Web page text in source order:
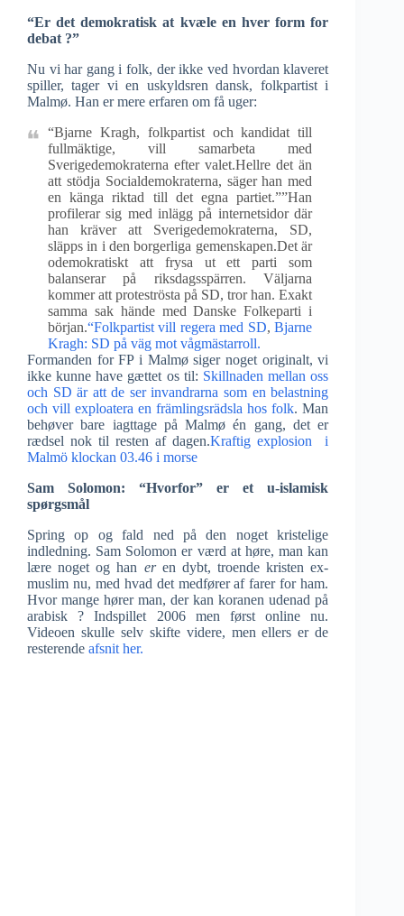
“Er det demokratisk at kvæle en hver form for
debat ?”
Nu vi har gang i folk, der ikke ved hvordan klaveret
spiller, tager vi en uskyldsren dansk, folkpartist i
Malmø. Han er mere erfaren om få uger:
“Bjarne Kragh, folkpartist och kandidat till
fullmäktige, vill samarbeta med
Sverigedemokraterna efter valet.Hellre det än
att stödja Socialdemokraterna, säger han med
en känga riktad till det egna partiet.””Han
profilerar sig med inlägg på internetsidor där
han kräver att Sverigedemokraterna, SD,
släpps in i den borgerliga gemenskapen.Det är
odemokratiskt att frysa ut ett parti som
balanserar på riksdagsspärren. Väljarna
kommer att proteströsta på SD, tror han. Exakt
samma sak hände med Danske Folkeparti i
början.“Folkpartist vill regera med SD,Bjarne
Kragh: SD på väg mot vågmästarroll.
Formanden for FP i Malmø siger noget originalt, vi
ikke kunne have gættet os til: Skillnaden mellan oss
och SD är att de ser invandrarna som en belastning
och vill exploatera en främlingsrädsla hos folk. Man
behøver bare iagttage på Malmø én gang, det er
rædsel nok til resten af dagen.Kraftig explosion i
Malmö klockan 03.46 i morse
Sam Solomon: “Hvorfor” er et u-islamisk
spørgsmål
Spring op og fald ned på den noget kristelige
indledning. Sam Solomon er værd at høre, man kan
lære noget og han eren dybt, troende kristen ex-
muslim nu, med hvad det medfører af farer for ham.
Hvor mange hører man, der kan koranen udenad på
arabisk ? Indspillet 2006 men først online nu.
Videoen skulle selv skifte videre, men ellers er de
resterende afsnit her.